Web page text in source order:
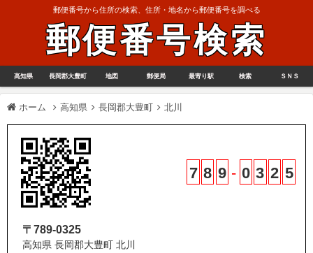
郵便番号から住所の検索、住所・地名から郵便番号を調べる
郵便番号検索
高知県 長岡郡大豊町 地図 郵便局 最寄り駅 検索 ＳＮＳ
ホーム 高知県 長岡郡大豊町 北川
7 8 9 - 0 3 2 5
〒789-0325
高知県 長岡郡大豊町 北川